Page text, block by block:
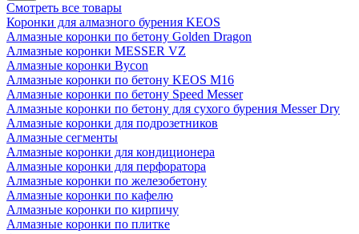
Смотреть все товары
Коронки для алмазного бурения KEOS
Алмазные коронки по бетону Golden Dragon
Алмазные коронки MESSER VZ
Алмазные коронки Bycon
Алмазные коронки по бетону KEOS M16
Алмазные коронки по бетону Speed Messer
Алмазные коронки по бетону для сухого бурения Messer Dry
Алмазные коронки для подрозетников
Алмазные сегменты
Алмазные коронки для кондиционера
Алмазные коронки для перфоратора
Алмазные коронки по железобетону
Алмазные коронки по кафелю
Алмазные коронки по кирпичу
Алмазные коронки по плитке